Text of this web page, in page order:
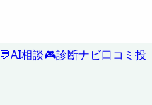
💬AI相談🎮診断ナビ口コミ投